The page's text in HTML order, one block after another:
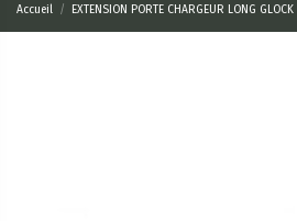
Accueil EXTENSION PORTE CHARGEUR LONG